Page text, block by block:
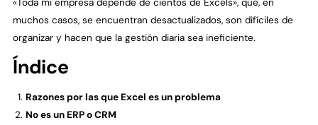
muchos casos, se encuentran desactualizados, son difíciles de
organizar y hacen que la gestión diaria sea ineficiente.
Índice
Razones por las que Excel es un problema
No es un ERP o CRM